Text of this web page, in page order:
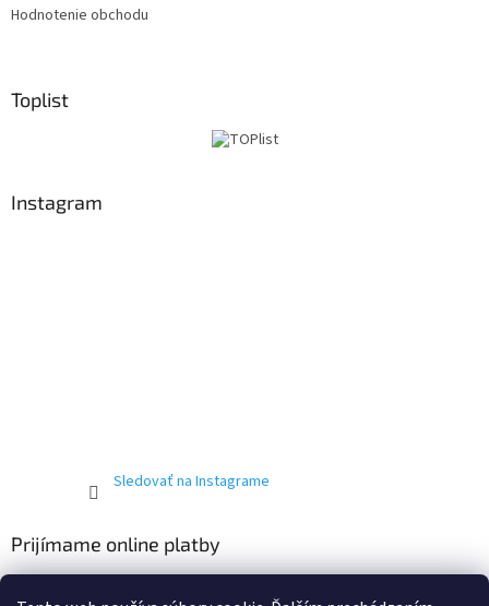
Hodnotenie obchodu
Toplist
Instagram
Sledovať na Instagrame
Prijímame online platby